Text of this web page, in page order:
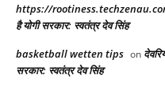
https://
है योगी सरकार: स्वतंत्र देव सिंह
basketball wetten tips on
सरकार: स्वतंत्र देव सिंह